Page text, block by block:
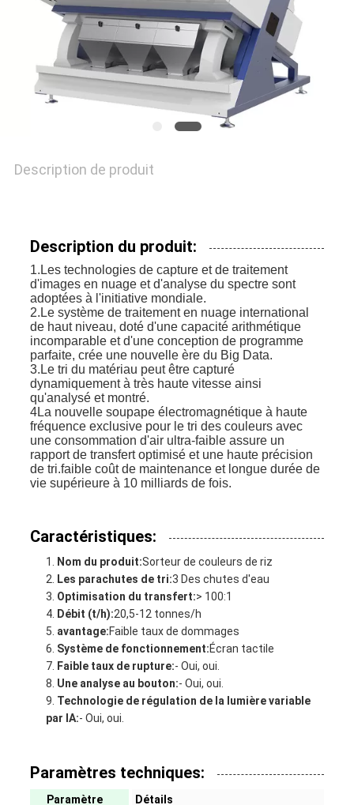
PRIVACY
POLICY
Description de produit
Description du produit:
1.Les technologies de capture et de traitement
d'images en nuage et d'analyse du spectre sont
adoptées à l'initiative mondiale.
2.Le système de traitement en nuage international
de haut niveau, doté d'une capacité arithmétique
incomparable et d'une conception de programme
parfaite, crée une nouvelle ère du Big Data.
3.Le tri du matériau peut être capturé
dynamiquement à très haute vitesse ainsi
qu'analysé et montré.
4La nouvelle soupape électromagnétique à haute
fréquence exclusive pour le tri des couleurs avec
une consommation d'air ultra-faible assure un
rapport de transfert optimisé et une haute précision
de tri.faible coût de maintenance et longue durée de
vie supérieure à 10 milliards de fois.
Caractéristiques:
Nom du produit:Sorteur de couleurs de riz
Les parachutes de tri:3 Des chutes d'eau
Optimisation du transfert:> 100:1
Débit (t/h):20,5-12 tonnes/h
avantage:Faible taux de dommages
Système de fonctionnement:Écran tactile
Faible taux de rupture:- Oui, oui.
Une analyse au bouton:- Oui, oui.
Technologie de régulation de la lumière variable
par IA:- Oui, oui.
Paramètres techniques:
Paramètre Détails